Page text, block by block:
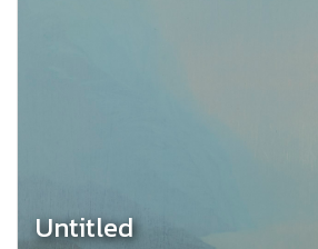
Untitled